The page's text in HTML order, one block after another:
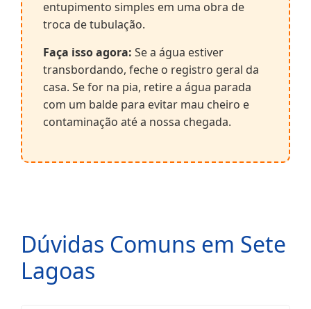
entupimento simples em uma obra de
troca de tubulação.
Faça isso agora: Se a água estiver
transbordando, feche o registro geral da
casa. Se for na pia, retire a água parada
com um balde para evitar mau cheiro e
contaminação até a nossa chegada.
Dúvidas Comuns em Sete
Lagoas